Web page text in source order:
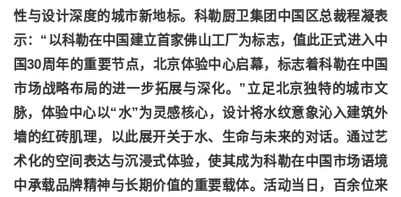
性与设计深度的城市新地标。科勒厨卫集团中国区总裁程凝表
示：“以科勒在中国建立首家佛山工厂为标志，值此正式进入中
国30周年的重要节点，北京体验中心启幕，标志着科勒在中国
市场战略布局的进一步拓展与深化。”立足北京独特的城市文
脉，体验中心以“水”为灵感核心，设计将水纹意象沁入建筑外
墙的红砖肌理，以此展开关于水、生命与未来的对话。通过艺
术化的空间表达与沉浸式体验，使其成为科勒在中国市场语境
中承载品牌精神与长期价值的重要载体。活动当日，百余位来